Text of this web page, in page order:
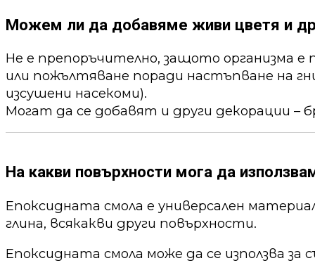
Можем ли да добавяме живи цветя и
Не е препоръчително, защото организма
или пожълтяване поради настъпване на
изсушени насекоми).
Могат да се добавят и други декорации –
На какви повърхности мога да
Епоксидната смола е универсален
глина, всякакви други повърхности.
Епоксидната смола може да се използва за